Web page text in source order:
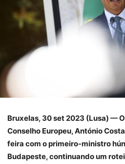
Bruxelas, 30 set 2023 (Lusa) —
Conselho Europeu, António
feira com o primeiro-ministro
Budapeste, continuando um